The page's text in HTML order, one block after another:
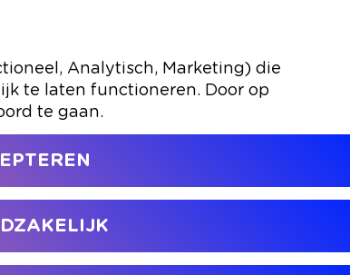
Analytisch, Marketing) die
te laten functioneren. Door op
te gaan.